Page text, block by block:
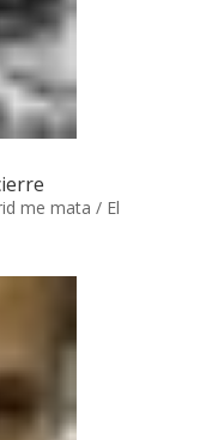
me mata / El